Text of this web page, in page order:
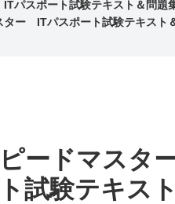
パスポート試験テキスト＆問
ター ITパスポート試験テキス
ードマスタ
試験テキス